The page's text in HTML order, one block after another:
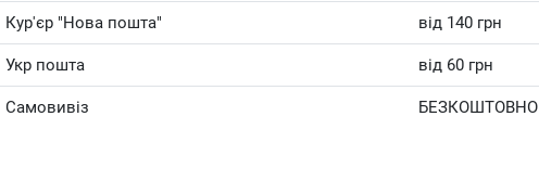
Кур'єр "Нова пошта" від 140 грн
Укр пошта від 60 грн
Самовивіз БЕЗКОШТОВНО